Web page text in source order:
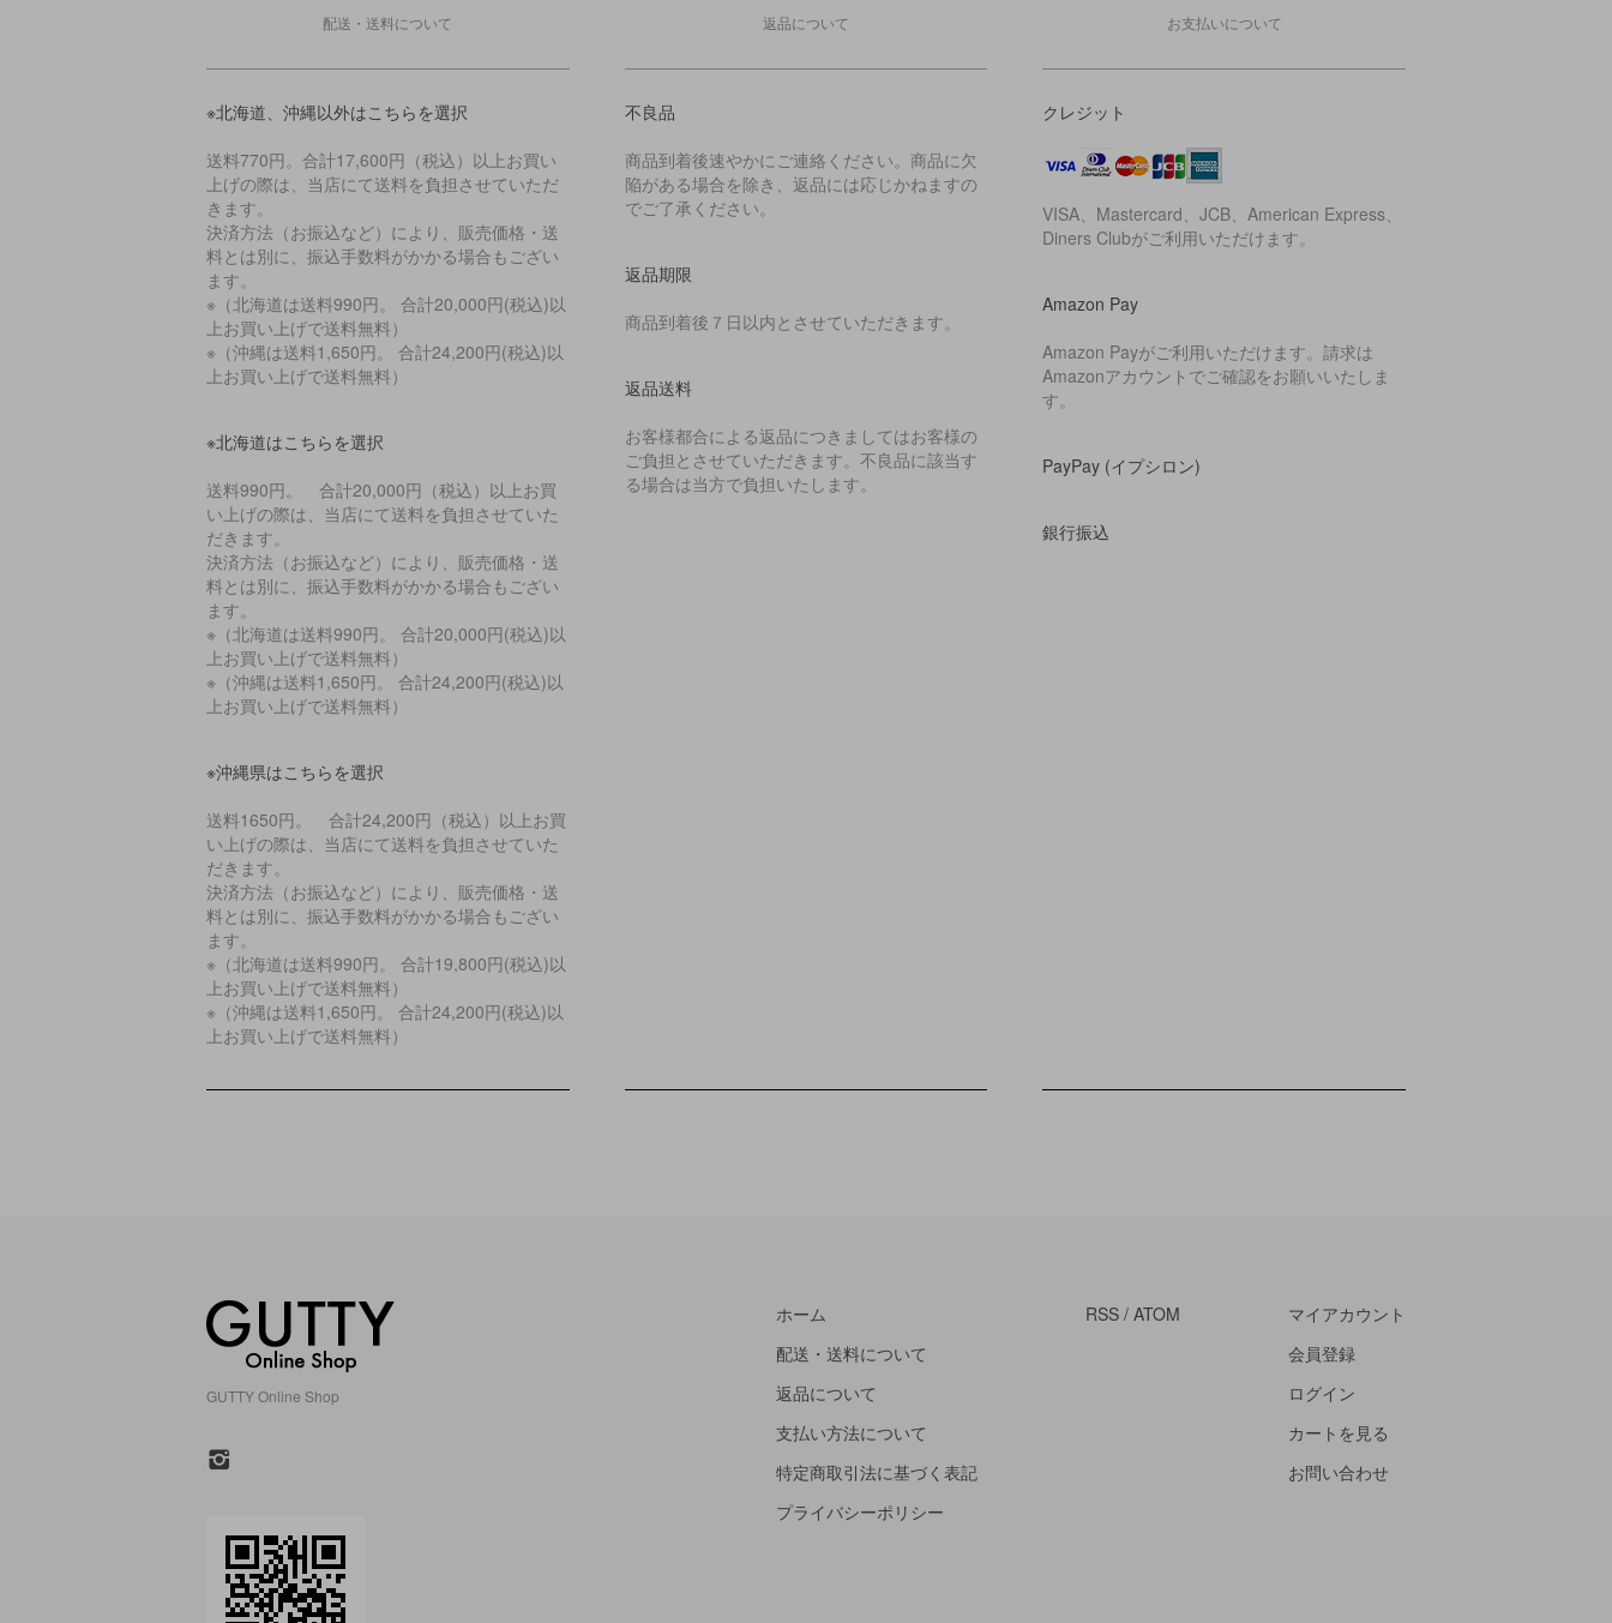
配送・送料について
※北海道、沖縄以外はこちらを選択
送料770円。合計17,600円（税込）以上お買い
上げの際は、当店にて送料を負担させていただ
きます。
決済方法（お振込など）により、販売価格・送
料とは別に、振込手数料がかかる場合もござい
ます。
※（北海道は送料990円。 合計20,000円(税込)以
上お買い上げで送料無料）
※（沖縄は送料1,650円。 合計24,200円(税込)以
上お買い上げで送料無料）
※北海道はこちらを選択
送料990円。 合計20,000円（税込）以上お買
い上げの際は、当店にて送料を負担させていた
だきます。
決済方法（お振込など）により、販売価格・送
料とは別に、振込手数料がかかる場合もござい
ます。
※（北海道は送料990円。 合計20,000円(税込)以
上お買い上げで送料無料）
※（沖縄は送料1,650円。 合計24,200円(税込)以
上お買い上げで送料無料）
※沖縄県はこちらを選択
送料1650円。 合計24,200円（税込）以上お買
い上げの際は、当店にて送料を負担させていた
だきます。
決済方法（お振込など）により、販売価格・送
料とは別に、振込手数料がかかる場合もござい
ます。
※（北海道は送料990円。 合計19,800円(税込)以
上お買い上げで送料無料）
※（沖縄は送料1,650円。 合計24,200円(税込)以
上お買い上げで送料無料）
返品について
不良品
商品到着後速やかにご連絡ください。商品に欠
陥がある場合を除き、返品には応じかねますの
でご了承ください。
返品期限
商品到着後７日以内とさせていただきます。
返品送料
お客様都合による返品につきましてはお客様の
ご負担とさせていただきます。不良品に該当す
る場合は当方で負担いたします。
お支払いについて
クレジット
VISA、Mastercard、JCB、American Express、
Diners Clubがご利用いただけます。
Amazon Pay
Amazon Payがご利用いただけます。請求は
Amazonアカウントでご確認をお願いいたしま
す。
PayPay (イプシロン)
銀行振込
GUTTY Online Shop
ホーム
配送・送料について
返品について
支払い方法について
特定商取引法に基づく表記
プライバシーポリシー
RSS / ATOM
マイアカウント
会員登録
ログイン
カートを見る
お問い合わせ